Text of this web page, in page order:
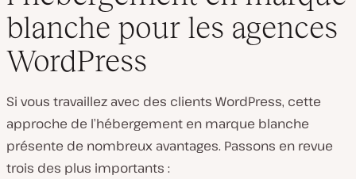
blanche pour les agences
WordPress
Si vous travaillez avec des clients WordPress, cette
approche de l’hébergement en marque blanche
présente de nombreux avantages. Passons en revue
trois des plus importants :